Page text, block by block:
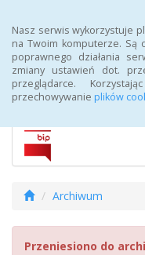
Nasz serwis wykorzystuje
na Twoim komputerze. Są
poprawnego działania
zmiany ustawień dot.
przeglądarce.
przechowywanie plików
Biuletyn Informacji
Przychodnią SPZOZ w
Archiwum
Przeniesiono do